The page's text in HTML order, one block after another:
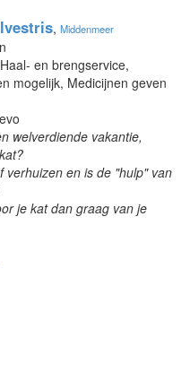
, Middenmeer
en brengservice,
mogelijk, Medicijnen geven
welverdiende vakantie,
verhuizen en is de "hulp" van
je kat dan graag van je